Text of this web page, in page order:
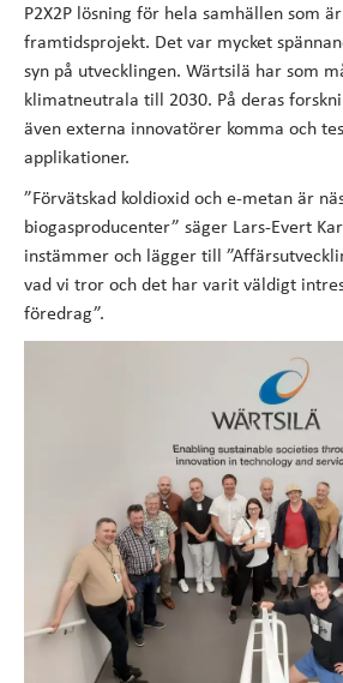
P2X2P lösning för hela samhällen som
framtidsprojekt. Det var mycket
syn på utvecklingen. Wärtsilä har som
klimatneutrala till 2030. På deras
även externa innovatörer komma och
applikationer.
”Förvätskad koldioxid och e-metan är
biogasproducenter” säger Lars-Evert
instämmer och lägger till
vad vi tror och det har varit väldigt
föredrag”.